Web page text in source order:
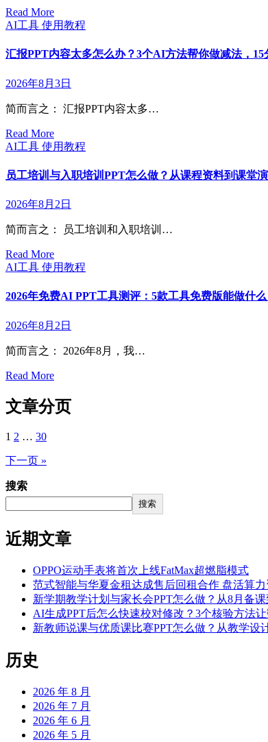
Read More
AI工具 使用教程
汇报PPT内容太多怎么办？3个AI方法帮你做减法，15
2026年8月3日
简而言之： 汇报PPT内容太多…
Read More
AI工具 使用教程
员工培训与入职培训PPT怎么做？从课程资料到课堂
2026年8月2日
简而言之： 员工培训和入职培训…
Read More
AI工具 使用教程
2026年免费AI PPT工具测评：5款工具免费版能做什么
2026年8月2日
简而言之： 2026年8月，我…
Read More
文章分页
1 2 … 30
下一页 »
搜索
搜索
近期文章
OPPO运动手表将首次上线FatMax超燃脂模式
范式智能与华夏金租达成售后回租合作 盘活算
新学期教学计划与家长会PPT怎么做？从8月备
AI生成PPT后怎么快速校对修改？3个核验方法
新教师说课与优质课比赛PPT怎么做？从教学设
历史
2026 年 8 月
2026 年 7 月
2026 年 6 月
2026 年 5 月